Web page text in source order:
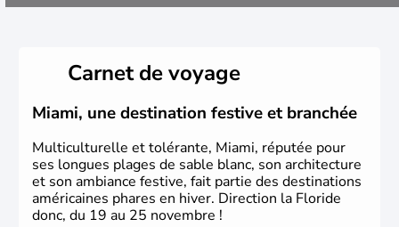
Carnet de voyage
Miami, une destination festive et branchée
Multiculturelle et tolérante, Miami, réputée pour
ses longues plages de sable blanc, son architecture
et son ambiance festive, fait partie des destinations
américaines phares en hiver. Direction la Floride
donc, du 19 au 25 novembre !